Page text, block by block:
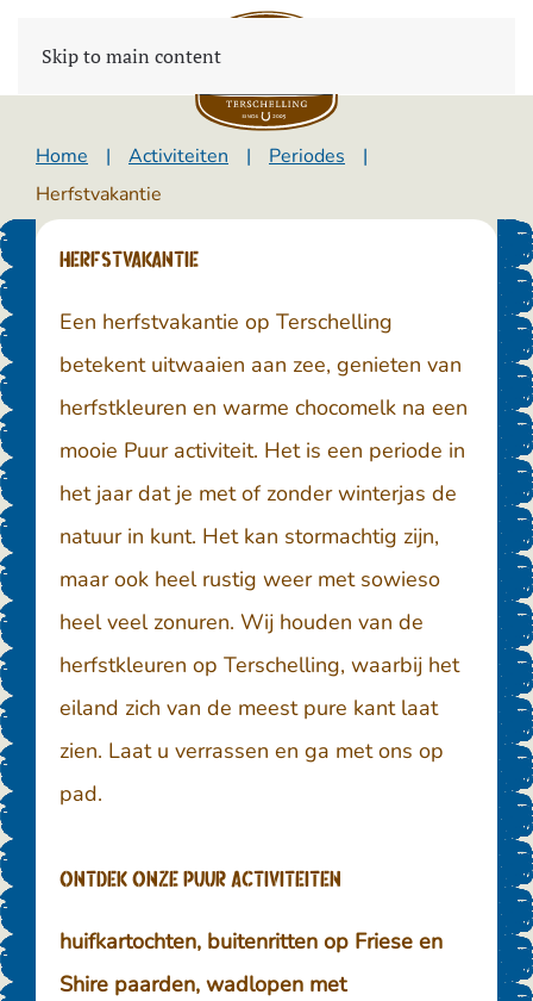
Skip to main content
Home Activiteiten
Periodes
Herfstvakantie
Herfstvakantie
Een herfstvakantie op Terschelling
betekent uitwaaien aan zee, genieten van
herfstkleuren en warme chocomelk na een
mooie Puur activiteit. Het is een periode in
het jaar dat je met of zonder winterjas de
natuur in kunt. Het kan stormachtig zijn,
maar ook heel rustig weer met sowieso
heel veel zonuren. Wij houden van de
herfstkleuren op Terschelling, waarbij het
eiland zich van de meest pure kant laat
zien. Laat u verrassen en ga met ons op
pad.
Ontdek onze Puur activiteiten
huifkartochten, buitenritten op Friese en
Shire paarden, wadlopen met